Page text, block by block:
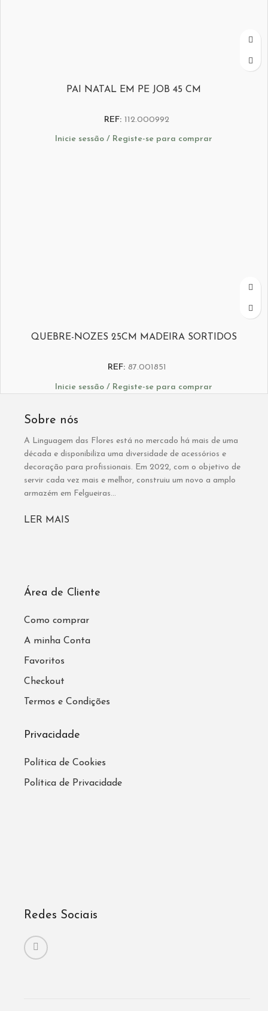
PAI NATAL EM PE JOB 45 CM
REF: 112.000992
Inicie sessão / Registe-se para comprar
QUEBRE-NOZES 25CM MADEIRA SORTIDOS
REF: 87.001851
Inicie sessão / Registe-se para comprar
Sobre nós
A Linguagem das Flores está no mercado há mais de uma
década e disponibiliza uma diversidade de acessórios e
decoração para profissionais. Em 2022, com o objetivo de
servir cada vez mais e melhor, construiu um novo a amplo
armazém em Felgueiras...
LER MAIS
Área de Cliente
Como comprar
A minha Conta
Favoritos
Checkout
Termos e Condições
Privacidade
Política de Cookies
Política de Privacidade
Redes Sociais